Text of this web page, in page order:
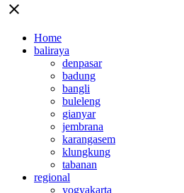
close
Home
baliraya
denpasar
badung
bangli
buleleng
gianyar
jembrana
karangasem
klungkung
tabanan
regional
yogyakarta